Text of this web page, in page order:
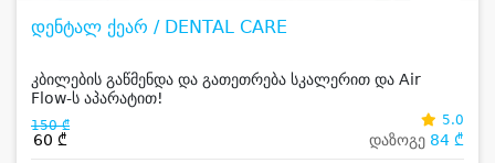
დენტალ ქეარ / DENTAL CARE
კბილების გაწმენდა და გათეთრება სკალერით და Air
Flow-ს აპარატით!
150 ₾
60 ₾
5.0
დაზოგე 84 ₾